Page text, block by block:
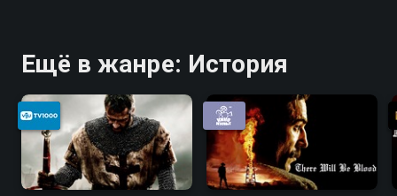
Ещё в жанре: История